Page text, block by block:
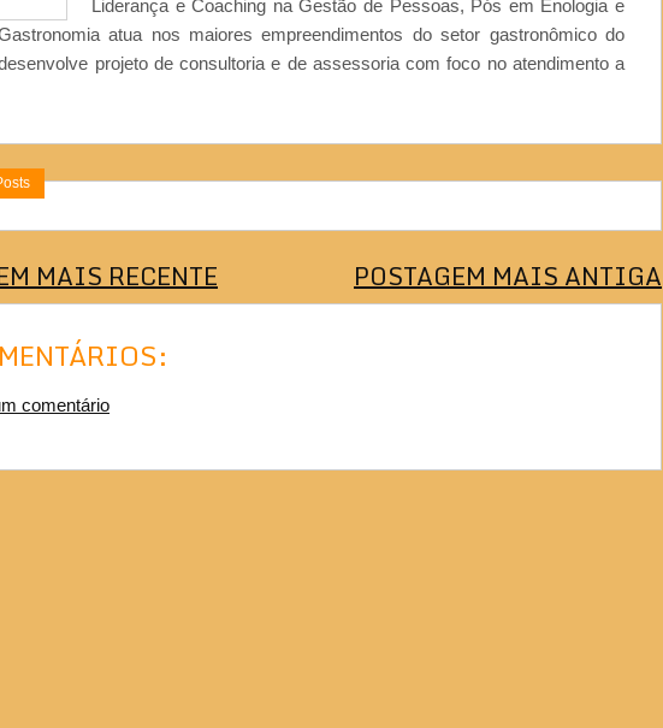
Liderança e Coaching na Gestão de Pessoas, Pós em Enologia e
atua nos maiores empreendimentos do setor gastronômico do
projeto de consultoria e de assessoria com foco no atendimento a
MAIS RECENTE POSTAGEM MAIS ANTIGA
comentário